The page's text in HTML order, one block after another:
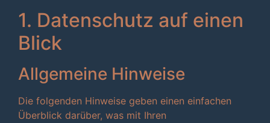
1. Datenschutz auf einen
Blick
Allgemeine Hinweise
Die folgenden Hinweise geben einen einfachen
Überblick darüber, was mit Ihren